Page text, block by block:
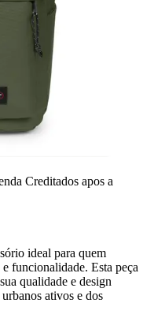
Creditados apos a
ideal para quem
funcionalidade. Esta peça
qualidade e design
ativos e dos